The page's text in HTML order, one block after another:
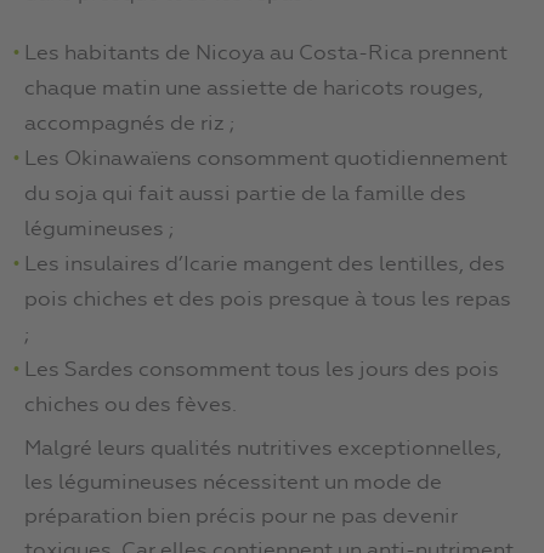
Les habitants de Nicoya au Costa-Rica prennent
chaque matin une assiette de haricots rouges,
accompagnés de riz ;
Les Okinawaïens consomment quotidiennement
du soja qui fait aussi partie de la famille des
légumineuses ;
Les insulaires d’Icarie mangent des lentilles, des
pois chiches et des pois presque à tous les repas
;
Les Sardes consomment tous les jours des pois
chiches ou des fèves.
Malgré leurs qualités nutritives exceptionnelles,
les légumineuses nécessitent un mode de
préparation bien précis pour ne pas devenir